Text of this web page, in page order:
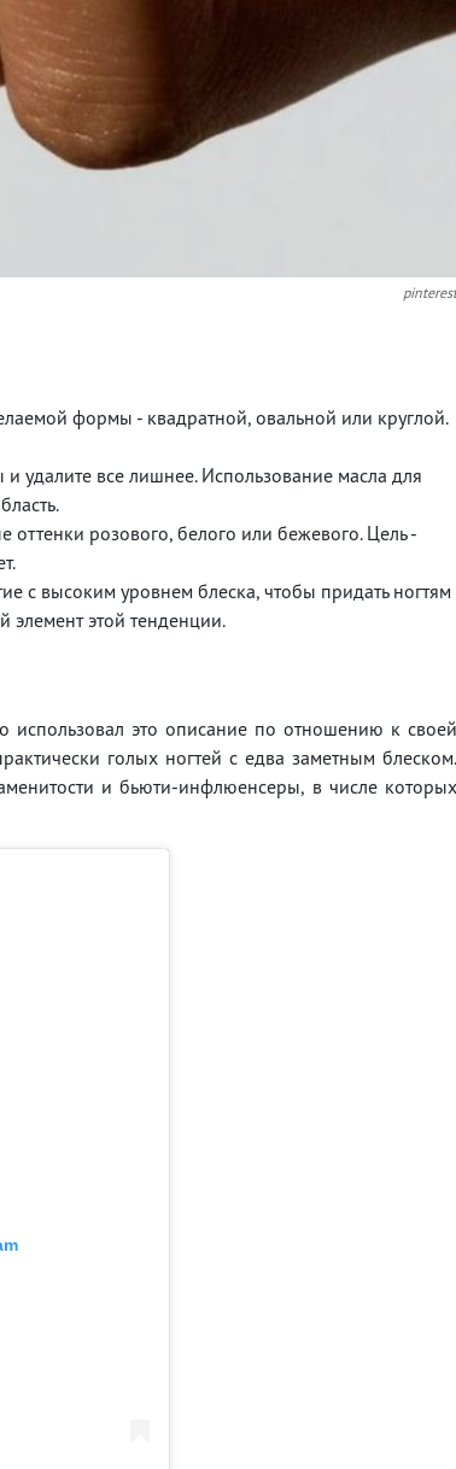
pinterest
формы - квадратной, овальной или круглой.
и удалите все лишнее. Использование масла для
розового, белого или бежевого. Цель -
с высоким уровнем блеска, чтобы придать ногтям
этой тенденции.
это описание по отношению к своей
голых ногтей с едва заметным блеском.
и бьюти-инфлюенсеры, в числе которых